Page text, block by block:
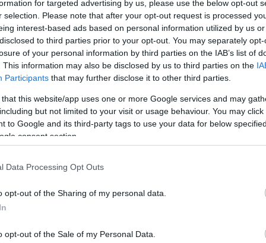
for targeted advertising by us, please use the below opt-out
selection. Please note that after your opt-out request is processed
interest-based ads based on personal information utilized by us
to third parties prior to your opt-out. You may separately
of your personal information by third parties on the IAB’s list of
This information may also be disclosed by us to third parties on the
Participants that may further disclose it to other third parties.
that this website/app uses one or more Google services and may
but not limited to your visit or usage behaviour. You may
to Google and its third-party tags to use your data for below
consent section.
Data Processing Opt Outs
opt-out of the Sharing of my personal data.
opt-out of the Sale of my Personal Data.
Αγγλικών σε μόνο 2 ημέρες στα
η πιο Εύκολη Πιστοποίηση
όλες τις σημαντικές ειδήσεις.
proson.gr στα αποτελέσματα αναζήτησης